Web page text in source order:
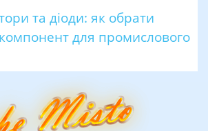
та діоди: як обрати
для промислового